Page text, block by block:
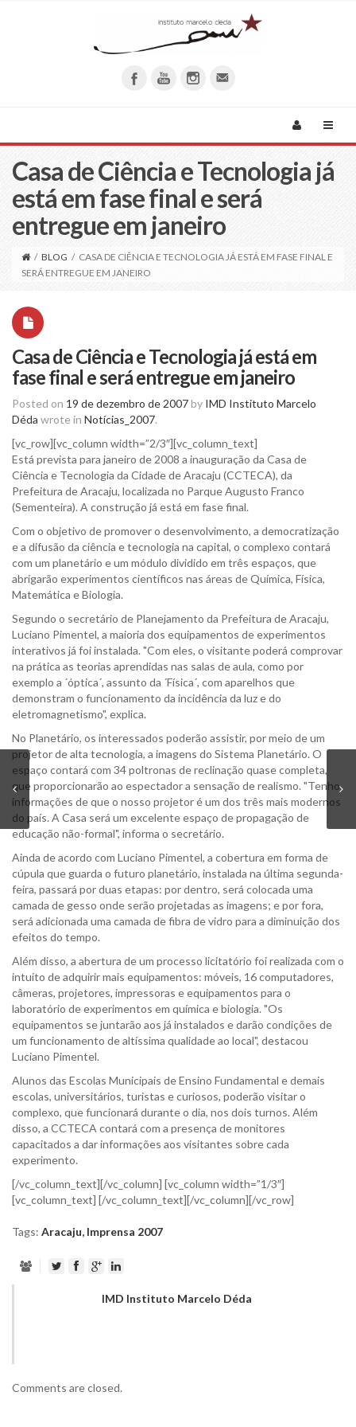
Casa de Ciência e Tecnologia já
está em fase final e será
entregue em janeiro
/ BLOG / CASA DE CIÊNCIA E TECNOLOGIA JÁ ESTÁ EM FASE FINAL E
SERÁ ENTREGUE EM JANEIRO
Casa de Ciência e Tecnologia já está em
fase final e será entregue em janeiro
Posted on 19 de dezembro de 2007by IMD Instituto Marcelo
Déda wrote in Notícias_2007.
[vc_row][vc_column width=”2/3″][vc_column_text]
Está prevista para janeiro de 2008 a inauguração da Casa de
Ciência e Tecnologia da Cidade de Aracaju (CCTECA), da
Prefeitura de Aracaju, localizada no Parque Augusto Franco
(Sementeira). A construção já está em fase final.
Com o objetivo de promover o desenvolvimento, a democratização
e a difusão da ciência e tecnologia na capital, o complexo contará
com um planetário e um módulo dividido em três espaços, que
abrigarão experimentos científicos nas áreas de Química, Física,
Matemática e Biologia.
Segundo o secretário de Planejamento da Prefeitura de Aracaju,
Luciano Pimentel, a maioria dos equipamentos de experimentos
interativos já foi instalada. "Com eles, o visitante poderá comprovar
na prática as teorias aprendidas nas salas de aula, como por
exemplo a ´óptica´, assunto da ´Física´, com aparelhos que
demonstram o funcionamento da incidência da luz e do
eletromagnetismo", explica.
No Planetário, os interessados poderão assistir, por meio de um
projetor de alta tecnologia, a imagens do Sistema Planetário. O
espaço contará com 34 poltronas de reclinação quase completa,
que proporcionarão ao espectador a sensação de realismo. "Tenho
informações de que o nosso projetor é um dos três mais modernos
do país. A Casa será um excelente espaço de propagação de
educação não-formal", informa o secretário.
Ainda de acordo com Luciano Pimentel, a cobertura em forma de
cúpula que guarda o futuro planetário, instalada na última segunda-
feira, passará por duas etapas: por dentro, será colocada uma
camada de gesso onde serão projetadas as imagens; e por fora,
será adicionada uma camada de fibra de vidro para a diminuição dos
efeitos do tempo.
Além disso, a abertura de um processo licitatório foi realizada com o
intuito de adquirir mais equipamentos: móveis, 16 computadores,
câmeras, projetores, impressoras e equipamentos para o
laboratório de experimentos em química e biologia. "Os
equipamentos se juntarão aos já instalados e darão condições de
um funcionamento de altíssima qualidade ao local", destacou
Luciano Pimentel.
Alunos das Escolas Municipais de Ensino Fundamental e demais
escolas, universitários, turistas e curiosos, poderão visitar o
complexo, que funcionará durante o dia, nos dois turnos. Além
disso, a CCTECA contará com a presença de monitores
capacitados a dar informações aos visitantes sobre cada
experimento.
[/vc_column_text][/vc_column] [vc_column width=”1/3″]
[vc_column_text] [/vc_column_text][/vc_column][/vc_row]
Tags: Aracaju, Imprensa 2007
IMD Instituto Marcelo Déda
Comments are closed.